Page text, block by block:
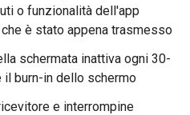
o funzionalità dell'app
è stato appena trasmesso
schermata inattiva ogni 30-
burn-in dello schermo
e interrompine